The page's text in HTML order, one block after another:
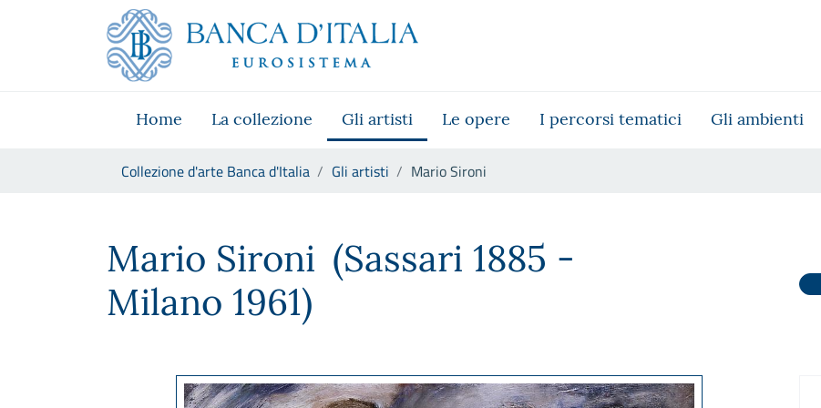
Skip to Main Content
Vai al sito istituzionale
Vai al menu di navigazione
Vai alla ricerca
Vai ai contenuti
Home La collezione Gli artisti Le opere I percorsi tematici Gli ambienti
Collezione d'arte Banca d'Italia Gli artisti Mario Sironi
Mario Sironi (Sassari 1885 -
Milano 1961)